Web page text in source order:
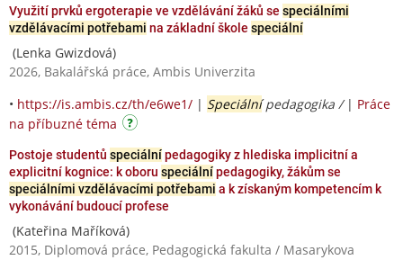
Využití prvků ergoterapie ve vzdělávání žáků se speciálními
vzdělávacími potřebami na základní škole speciální
(Lenka Gwizdová)
2026, Bakalářská práce, Ambis Univerzita
• https://is.ambis.cz/th/e6we1/ | Speciálnípedagogika / | Práce
na příbuzné téma
Postoje studentů speciálnípedagogiky z hlediska implicitní a
explicitní kognice: k oboru speciálnípedagogiky, žákům se
speciálními vzdělávacími potřebami a k získaným kompetencím k
vykonávání budoucí profese
(Kateřina Maříková)
2015, Diplomová práce, Pedagogická fakulta / Masarykova